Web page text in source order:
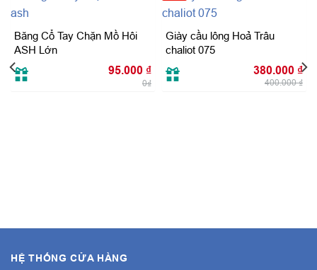
Băng Cổ Tay Chặn Mồ Hôi
ASH Lớn
95.000 ₫
0₫
Giày cầu lông Hoả Trâu
chaliot 075
400.000₫
Giá
gốc
380.000 ₫Giá
tại
HỆ THỐNG CỬA HÀNG